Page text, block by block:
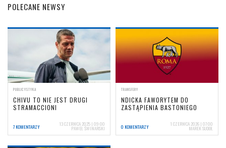
POLECANE NEWSY
PUBLICYSTYKA
CHIVU TO NIE JEST DRUGI
STRAMACCIONI
7 KOMENTARZY 13 CZERWCA 2025 | 09:00
PAWEŁ ŚWINARSKI
TRANSFERY
NDICKA FAWORYTEM DO
ZASTĄPIENIA BASTONIEGO
0 KOMENTARZY 1 CZERWCA 2026 | 07:00
MAREK SUDOŁ